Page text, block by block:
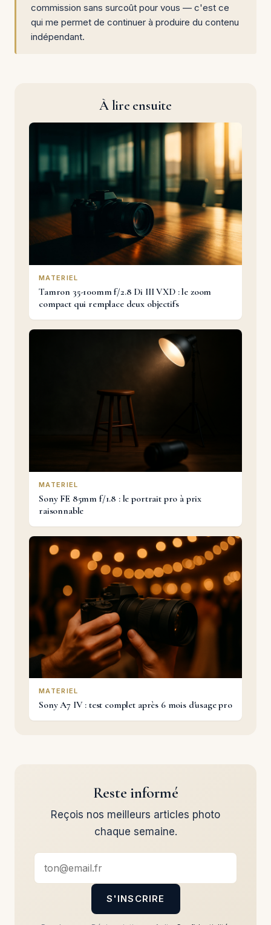
commission sans surcoût pour vous — c'est ce
qui me permet de continuer à produire du contenu
indépendant.
À lire ensuite
MATERIEL
Tamron 35-100mm f/2.8 Di III VXD : le zoom
compact qui remplace deux objectifs
MATERIEL
Sony FE 85mm f/1.8 : le portrait pro à prix
raisonnable
MATERIEL
Sony A7 IV : test complet après 6 mois d'usage pro
Reste informé
Reçois nos meilleurs articles photo
chaque semaine.
S'INSCRIRE